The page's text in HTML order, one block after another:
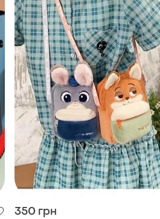
350 грн